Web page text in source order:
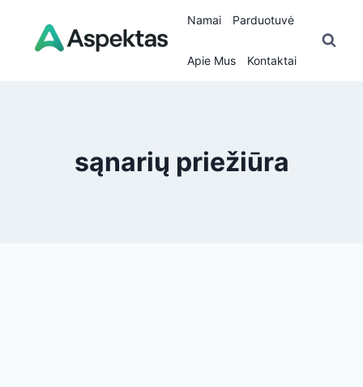
content
Namai Parduotuvė
Apie Mus Kontaktai
sąnarių priežiūra